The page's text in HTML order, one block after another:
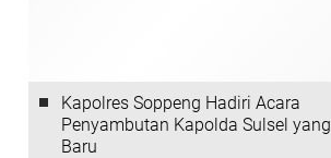
Kapolres Soppeng Hadiri Acara
Penyambutan Kapolda Sulsel yang
Baru